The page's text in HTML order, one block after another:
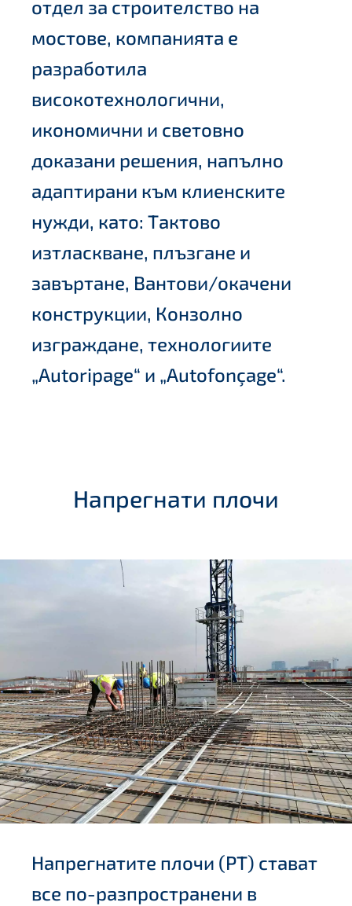
отдел за строителство на
мостове, компанията е
разработила
високотехнологични,
икономични и световно
доказани решения, напълно
адаптирани към клиенските
нужди, като: Тактово
изтласкване, плъзгане и
завъртане, Вантови/окачени
конструкции, Конзолно
изграждане, технологиите
„Autoripage“ и „Autofonçage“.
Напрегнати плочи
Напрегнатите плочи (PT) стават
все по-разпространени в